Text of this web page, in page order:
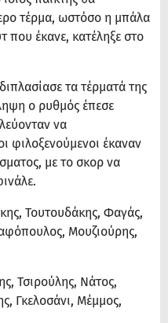
τέρμα, ωστόσο η μπάλα
που έκανε, κατέληξε στο
τα τέρματά της
ο ρυθμός έπεσε
να
φιλοξενούμενοι έκαναν
με το σκορ να
Τουτουδάκης, Φαγάς,
Μουζιούρης,
Τσιρούλης, Νάτος,
Γκελοσάνι, Μέμμος,